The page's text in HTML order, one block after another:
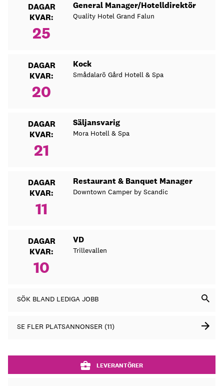
DAGAR
KVAR:
25
General Manager/Hotelldirektör
Quality Hotel Grand Falun
DAGAR
KVAR:
20
Kock
Smådalarö Gård Hotell & Spa
DAGAR
KVAR:
21
Säljansvarig
Mora Hotell & Spa
DAGAR
KVAR:
11
Restaurant & Banquet Manager
Downtown Camper by Scandic
DAGAR
KVAR:
10
VD
Trillevallen
SÖK BLAND LEDIGA JOBB
SE FLER PLATSANNONSER (11)
LEVERANTÖRER